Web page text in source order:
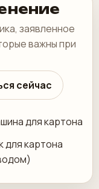
заявленное
важны при
сейчас
для картона
для картона